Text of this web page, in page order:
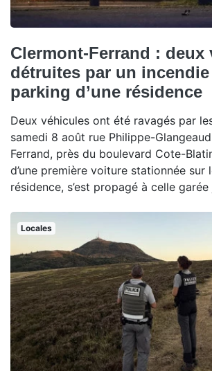
Clermont-Ferrand : deux
détruites par un
parking d’une résidence
Deux véhicules ont été ravagés par
samedi 8 août rue Philippe-
Ferrand, près du boulevard Cote-
d’une première voiture stationnée sur
résidence, s’est propagé à celle
Locales